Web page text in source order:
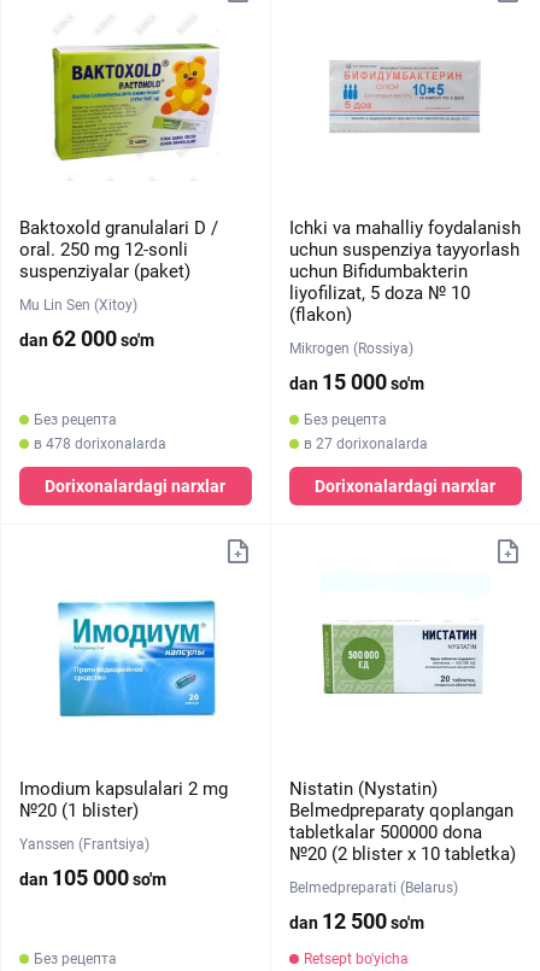
Baktoxold granulalari D /
oral. 250 mg 12-sonli
suspenziyalar (paket)
Mu Lin Sen (Xitoy)
dan62 000so'm
Без рецепта
в 478 dorixonalarda
Dorixonalardagi narxlar
Ichki va mahalliy foydalanish
uchun suspenziya tayyorlash
uchun Bifidumbakterin
liyofilizat, 5 doza № 10
(flakon)
Mikrogen (Rossiya)
dan 15 000so'm
Без рецепта
в 27 dorixonalarda
Dorixonalardagi narxlar
Imodium kapsulalari 2 mg
№20 (1 blister)
Yanssen (Frantsiya)
dan 105 000so'm
Без рецепта
Nistatin (Nystatin)
Belmedpreparaty qoplangan
tabletkalar 500000 dona
№20 (2 blister х 10 tabletka)
Belmedpreparati (Belarus)
dan 12 500so'm
Retsept bo'yicha